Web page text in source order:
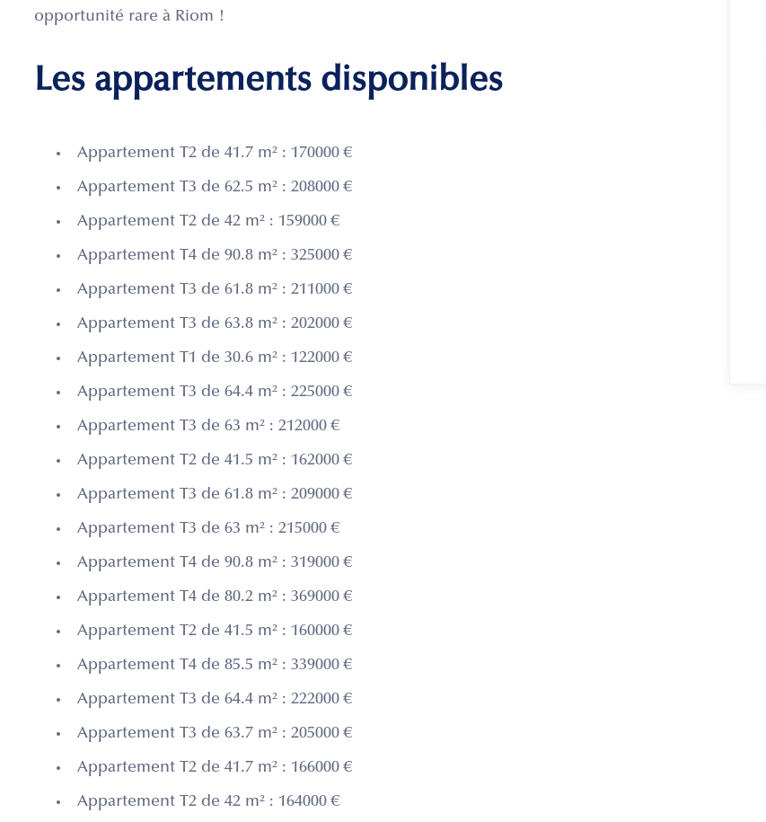
opportunité rare à Riom !
Les appartements disponibles
Appartement T2 de 41.7 m² : 170000 €
Appartement T3 de 62.5 m² : 208000 €
Appartement T2 de 42 m² : 159000 €
Appartement T4 de 90.8 m² : 325000 €
Appartement T3 de 61.8 m² : 211000 €
Appartement T3 de 63.8 m² : 202000 €
Appartement T1 de 30.6 m² : 122000 €
Appartement T3 de 64.4 m² : 225000 €
Appartement T3 de 63 m² : 212000 €
Appartement T2 de 41.5 m² : 162000 €
Appartement T3 de 61.8 m² : 209000 €
Appartement T3 de 63 m² : 215000 €
Appartement T4 de 90.8 m² : 319000 €
Appartement T4 de 80.2 m² : 369000 €
Appartement T2 de 41.5 m² : 160000 €
Appartement T4 de 85.5 m² : 339000 €
Appartement T3 de 64.4 m² : 222000 €
Appartement T3 de 63.7 m² : 205000 €
Appartement T2 de 41.7 m² : 166000 €
Appartement T2 de 42 m² : 164000 €